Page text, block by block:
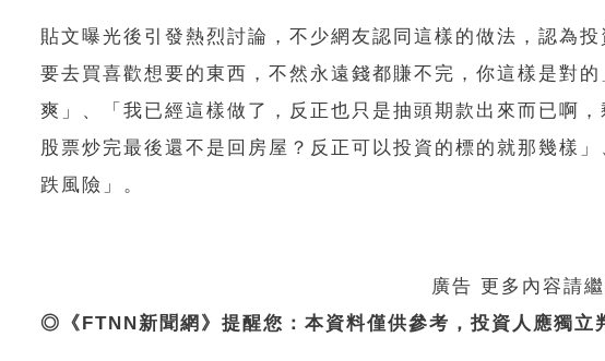
貼文曝光後引發熱烈討論，不少網友認同這樣的做法，認為
要去買喜歡想要的東西，不然永遠錢都賺不完，你這樣是對
爽」、「我已經這樣做了，反正也只是抽頭期款出來而已啊
股票炒完最後還不是回房屋？反正可以投資的標的就那幾樣
跌風險」。
廣告 更多內容請
◎《FTNN新聞網》提醒您：本資料僅供參考，投資人應獨立